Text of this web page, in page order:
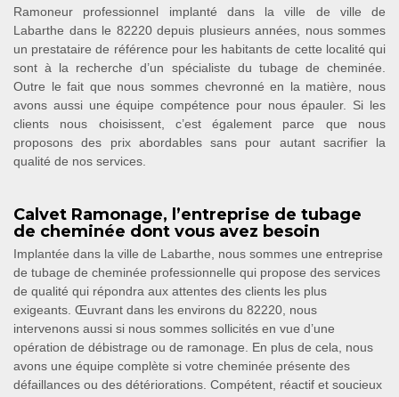
Ramoneur professionnel implanté dans la ville de ville de
Labarthe dans le 82220 depuis plusieurs années, nous sommes
un prestataire de référence pour les habitants de cette localité qui
sont à la recherche d’un spécialiste du tubage de cheminée.
Outre le fait que nous sommes chevronné en la matière, nous
avons aussi une équipe compétence pour nous épauler. Si les
clients nous choisissent, c’est également parce que nous
proposons des prix abordables sans pour autant sacrifier la
qualité de nos services.
Calvet Ramonage, l’entreprise de tubage
de cheminée dont vous avez besoin
Implantée dans la ville de Labarthe, nous sommes une entreprise
de tubage de cheminée professionnelle qui propose des services
de qualité qui répondra aux attentes des clients les plus
exigeants. Œuvrant dans les environs du 82220, nous
intervenons aussi si nous sommes sollicités en vue d’une
opération de débistrage ou de ramonage. En plus de cela, nous
avons une équipe complète si votre cheminée présente des
défaillances ou des détériorations. Compétent, réactif et soucieux